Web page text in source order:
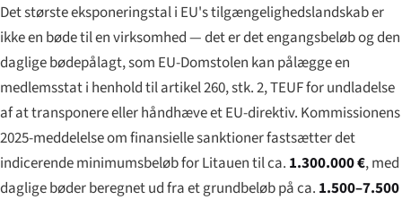
Det største eksponeringstal i EU's tilgængelighedslandskab er
ikke en bøde til en virksomhed — det er det engangsbeløb og den
daglige bødepålagt, som EU-Domstolen kan pålægge en
medlemsstat i henhold til artikel 260, stk. 2, TEUF for undladelse
af at transponere eller håndhæve et EU-direktiv. Kommissionens
2025-meddelelse om finansielle sanktioner fastsætter det
indicerende minimumsbeløb for Litauen til ca. 1.300.000 €, med
daglige bøder beregnet ud fra et grundbeløb på ca. 1.500–7.500